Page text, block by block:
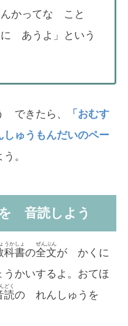
かってな こと
あうよ」という
きたら、
「おむす
ゅうもんだいのペー
。
音読しよう
科書
うかしょ
の全文
ぜんぶん
が かくに
かいするよ。おてほ
読
どく
の れんしゅうを